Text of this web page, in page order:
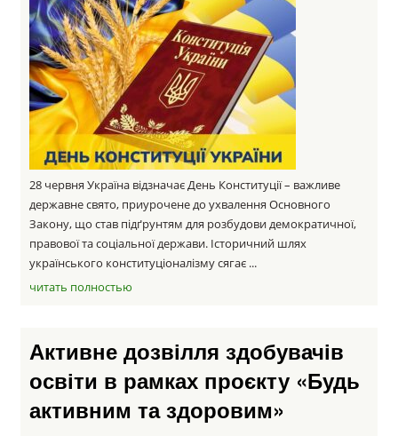
28 червня Україна відзначає День Конституції – важливе
державне свято, приурочене до ухвалення Основного
Закону, що став підґрунтям для розбудови демократичної,
правової та соціальної держави. Історичний шлях
українського конституціоналізму сягає ...
читать полностью
Активне дозвілля здобувачів
освіти в рамках проєкту «Будь
активним та здоровим»